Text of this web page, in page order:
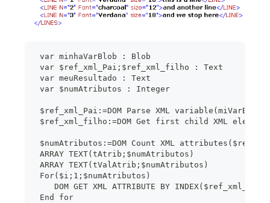
var minhaVarBlob : Blob
var $ref_xml_Pai;$ref_xml_filho : Text
var meuResultado : Text
var $numAtributos : Integer
$ref_xml_Pai:=DOM Parse XML variable(miVarBlob)
$ref_xml_filho:=DOM Get first child XML
$numAtributos:=DOM Count XML
ARRAY TEXT(tAtrib;$numAtributos)
ARRAY TEXT(tValAtrib;$numAtributos)
For($i;1;$numAtributos)
DOM GET XML ATTRIBUTE BY
End for